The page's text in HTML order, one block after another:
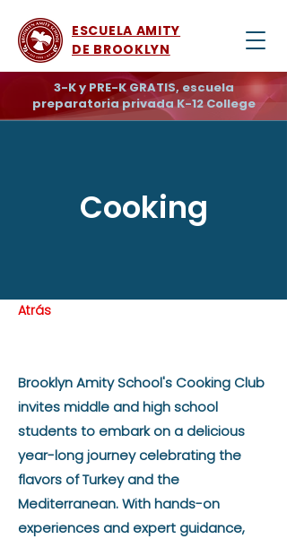
ESCUELA AMITY
DE BROOKLYN
3-K y PRE-K GRATIS, escuela
preparatoria privada K-12 College
Cooking
Atrás
Brooklyn Amity School's Cooking Club
invites middle and high school
students to embark on a delicious
year-long journey celebrating the
flavors of Turkey and the
Mediterranean. With hands-on
experiences and expert guidance,